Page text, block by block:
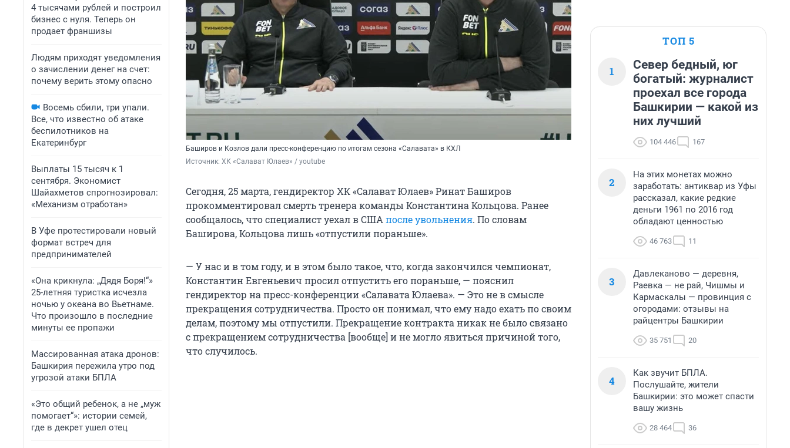
4 тысячами рублей и построил
бизнес с нуля. Теперь он
продает франшизы
Людям приходят уведомления
о зачислении денег на счет:
почему верить этому опасно
Восемь сбили, три упали.
Все, что известно об атаке
беспилотников на
Екатеринбург
Выплаты 15 тысяч к 1
сентября. Экономист
Шайахметов спрогнозировал:
«Механизм отработан»
В Уфе протестировали новый
формат встреч для
предпринимателей
«Она крикнула: „Дядя Боря!“»
25-летняя туристка исчезла
ночью у океана во Вьетнаме.
Что произошло в последние
минуты ее пропажи
Массированная атака дронов:
Башкирия пережила утро под
угрозой атаки БПЛА
«Это общий ребенок, а не „муж
помогает“»: истории семей,
где в декрет ушел отец
Баширов и Козлов дали пресс-конференцию по итогам сезона «Салавата» в КХЛ
Источник: ХК «Салават Юлаев» / youtube
Сегодня, 25 марта, гендиректор ХК «Салават Юлаев» Ринат Баширов
прокомментировал смерть тренера команды Константина Кольцова. Ранее
сообщалось, что специалист уехал в США после увольнения. По словам
Баширова, Кольцова лишь «отпустили пораньше».
— У нас и в том году, и в этом было такое, что, когда закончился чемпионат,
Константин Евгеньевич просил отпустить его пораньше, — пояснил
гендиректор на пресс-конференции «Салавата Юлаева». — Это не в смысле
прекращения сотрудничества. Просто он понимал, что ему надо ехать по своим
делам, поэтому мы отпустили. Прекращение контракта никак не было связано
с прекращением сотрудничества [вообще] и не могло явиться причиной того,
что случилось.
ТОП 5
1
Север бедный, юг
богатый: журналист
проехал все города
Башкирии — какой из
них лучший
104 446 167
2
На этих монетах можно
заработать: антиквар из Уфы
рассказал, какие редкие
деньги 1961 по 2016 год
обладают ценностью
46 763 11
3
Давлеканово — деревня,
Раевка — не рай, Чишмы и
Кармаскалы — провинция с
огородами: отзывы на
райцентры Башкирии
35 751 20
4
Как звучит БПЛА.
Послушайте, жители
Башкирии: это может спасти
вашу жизнь
28 464 36